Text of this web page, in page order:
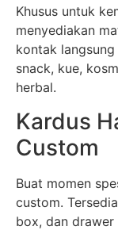
Khusus untuk
menyediakan
kontak
snack, kue,
herbal.
Kardus
Custom
Buat momen
custom.
box, dan